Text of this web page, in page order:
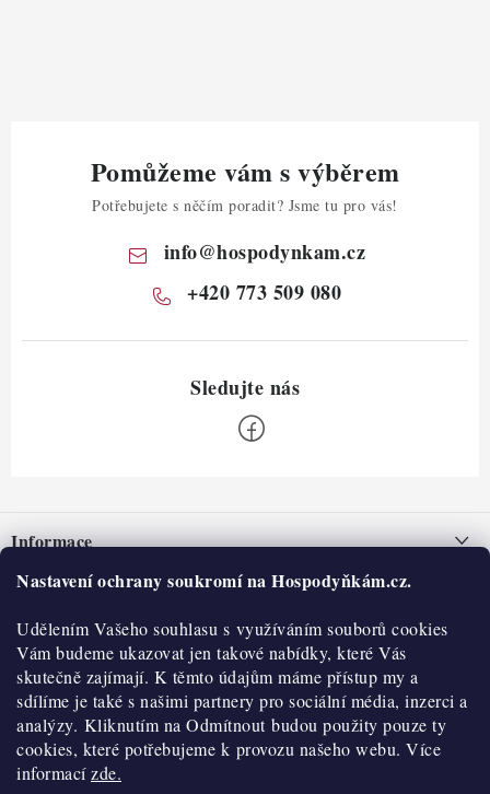
Nastavení ochrany soukromí na Hospodyňkám.cz.
Udělením Vašeho souhlasu s využíváním souborů cookies
Vám budeme ukazovat jen takové nabídky, které Vás
skutečně zajímají. K těmto údajům máme přístup my a
sdílíme je také s našimi partnery pro sociální média, inzerci a
analýzy. Kliknutím na Odmítnout budou použity pouze ty
cookies, které potřebujeme k provozu našeho webu. Více
informacízde.
Pomůžeme vám s výběrem
Potřebujete s něčím poradit? Jsme tu pro vás!
info@hospodynkam.cz
+420 773 509 080
pInformace
Nepřevzetí zásilky na dobírku
Obchodní podmínky
Hodnocení obchodu
Blog
Moje objednávka
O nás
Historie
Kontakty
O nákupu
Reklamace a vratky
Výdejní místa